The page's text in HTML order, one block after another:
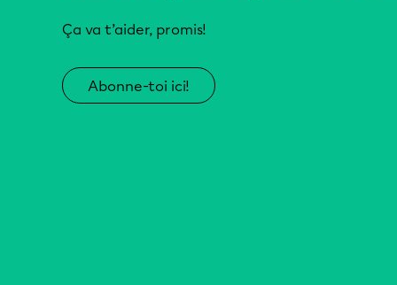
Ça va t’aider, promis!
Abonne-toi ici!